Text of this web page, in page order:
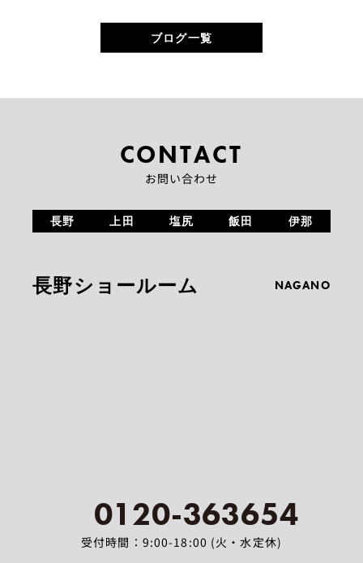
ブログ一覧
CONTACT
お問い合わせ
長野 上田 塩尻 飯田 伊那
長野ショールーム NAGANO
0120-363654
受付時間：9:00-18:00 (火・水定休)